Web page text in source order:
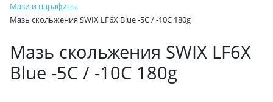
Мази и парафины
Мазь скольжения SWIX LF6X Blue -5C / -10C 180g
Мазь скольжения SWIX LF6X
Blue -5C / -10C 180g